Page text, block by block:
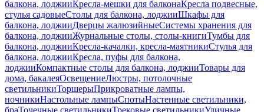
балкона, лоджииКресла-мешки для балконаКресла подвесные,
стулья садовыеСтолы для балкона, лоджииШкафы для
балкона, лоджииДверцы жалюзийныеСистемы хранения для
балкона, лоджииЖурнальные столы, столы-книгиТумбы для
балкона, лоджииКресла-качалки, кресла-маятникиСтулья для
балкона, лоджииКресла, пуфы для балкона,
лоджииКомпактные столы для балкона, лоджииТовары для
дома, бакалеяОсвещениеЛюстры, потолочные
светильникиТоршерыПрикроватные лампы,
ночникиНастольные лампыСпотыНастенные светильники,
браТочечные светильникиТрековые светильникиУличные